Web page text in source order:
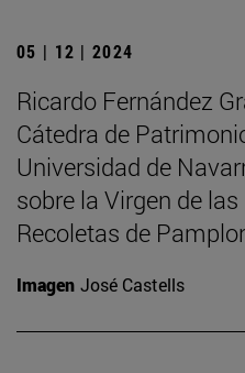
05 | 12 | 2024
Ricardo Fernández
Cátedra de
Universidad de
sobre la Virgen de
Recoletas de
Imagen José Castells